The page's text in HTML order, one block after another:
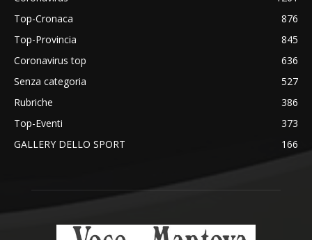
Top-Cronaca
876
Top-Provincia
845
Coronavirus top
636
Senza categoria
527
Rubriche
386
Top-Eventi
373
GALLERY DELLO SPORT
166